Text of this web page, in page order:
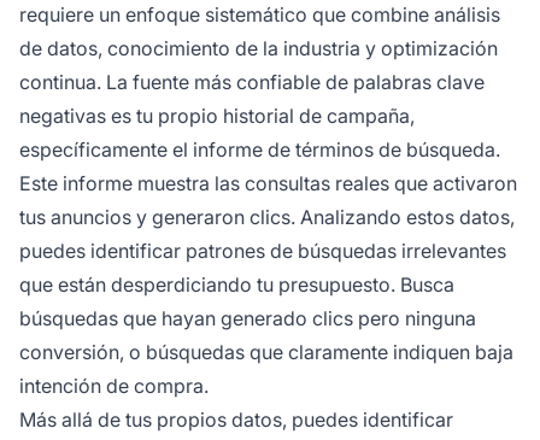
requiere un enfoque sistemático que combine análisis
de datos, conocimiento de la industria y optimización
continua. La fuente más confiable de palabras clave
negativas es tu propio historial de campaña,
específicamente el informe de términos de búsqueda.
Este informe muestra las consultas reales que activaron
tus anuncios y generaron clics. Analizando estos datos,
puedes identificar patrones de búsquedas irrelevantes
que están desperdiciando tu presupuesto. Busca
búsquedas que hayan generado clics pero ninguna
conversión, o búsquedas que claramente indiquen baja
intención de compra.
Más allá de tus propios datos, puedes identificar